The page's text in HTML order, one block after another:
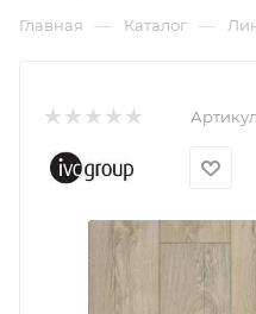
Главная — Каталог —